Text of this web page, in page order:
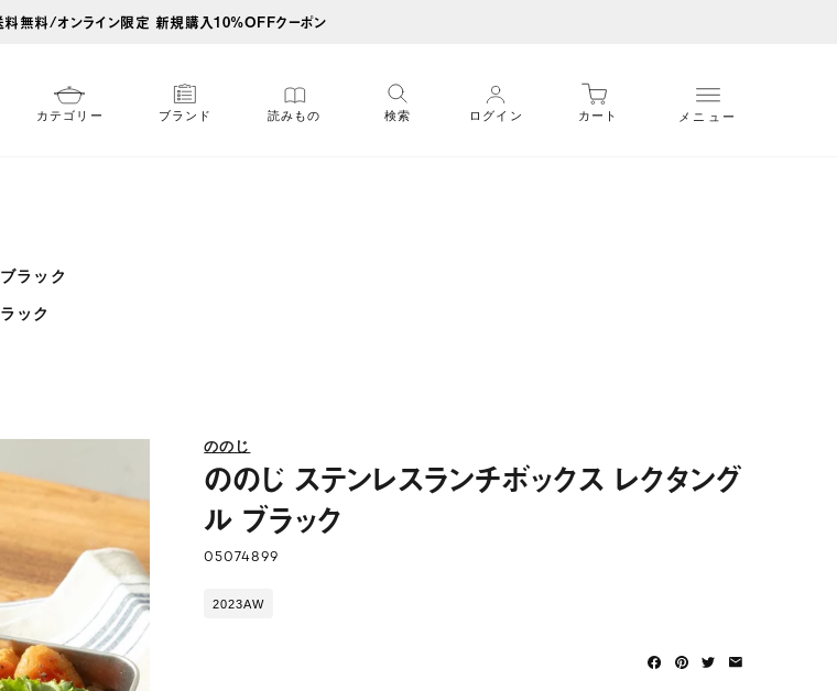
無料/オンライン限定 新規購入10%OFFクーポン
カテゴリー ブランド 読みもの 検索 ログイン カート メニュー
ラック
ック
ののじ
ののじ ステンレスランチボックス レクタング
ル ブラック
05074899
2023AW